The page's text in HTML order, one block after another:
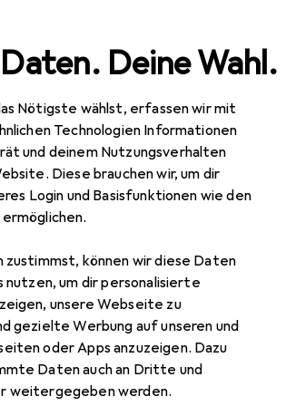
Deine Wahl.
Nötigste wählst, erfassen wir mit
Technologien Informationen
und deinem Nutzungsverhalten
Diese brauchen wir, um dir
Login und Basisfunktionen wie den
zustimmst, können wir diese Daten
nutzen, um dir personalisierte
unsere Webseite zu
gezielte Werbung auf unseren und
oder Apps anzuzeigen. Dazu
Daten auch an Dritte und
weitergegeben werden.
Haushalt Kaffeemaschinen